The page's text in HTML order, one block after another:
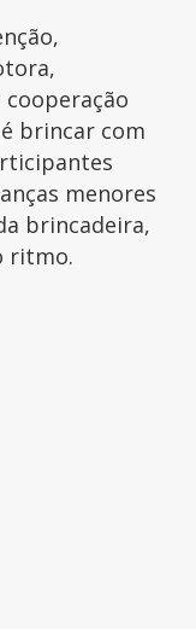
cooperação
brincar com
menores
brincadeira,
ritmo.